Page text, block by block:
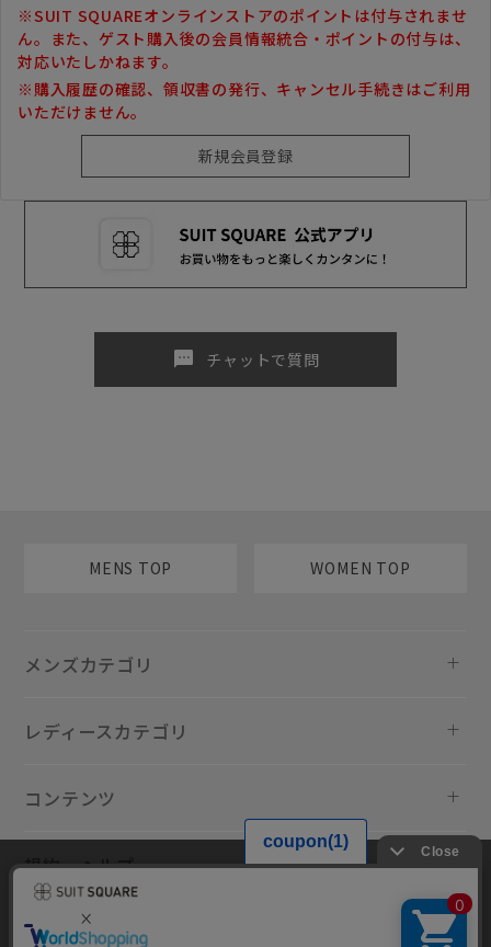
※SUIT SQUAREオンラインストアのポイントは付与されませ
ん。また、ゲスト購入後の会員情報統合・ポイントの付与は、
対応いたしかねます。
※購入履歴の確認、領収書の発行、キャンセル手続きはご利用
いただけません。
sms チャットで質問
MENS TOP WOMEN TOP
メンズカテゴリ
レディースカテゴリ
コンテンツ
規約・ヘルプ
当サイトでは利用体験の向上およびコンテンツの最適な提供、トラフィ
ックの分析を目的としてCookieを使用しています。サイトの閲覧を継続